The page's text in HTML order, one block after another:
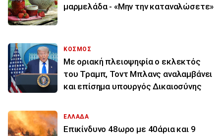
μαρμελάδα - «Μην την καταναλώσετε»
ΚΟΣΜΟΣ
Με οριακή πλειοψηφία ο εκλεκτός
του Τραμπ, Τοντ Μπλανς αναλαμβάνει
και επίσημα υπουργός Δικαιοσύνης
ΕΛΛΑΔΑ
Επικίνδυνο 48ωρο με 40άρια και 9